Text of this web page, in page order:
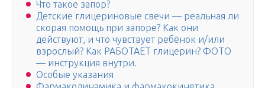
Что такое запор?
Детские глицериновые свечи — реальная ли
скорая помощь при запоре? Как они
действуют, и что чувствует ребёнок и/или
взрослый? Как РАБОТАЕТ глицерин? ФОТО
— инструкция внутри.
Особые указания